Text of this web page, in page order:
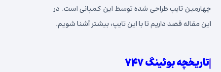
چهارمین تایپ طراحی شده توسط این کمپانی است. در
این مقاله قصد داریم تا با این تایپ، بیشتر آشنا شویم.
تاریخچه بوئینگ ۷۴۷